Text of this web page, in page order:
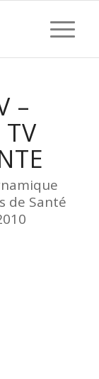
–
de Santé